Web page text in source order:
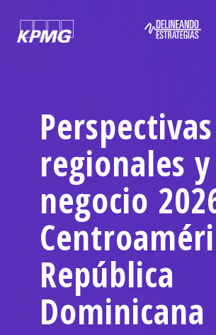
Perspectivas
regionales
negocio
República
Dominicana